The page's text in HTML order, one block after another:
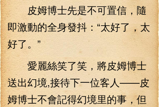
皮姆博士先是不可置信，隨
即激動的全身發抖：“太好了，太
好了。”
愛麗絲笑了笑，將皮姆博士
送出幻境,接待下一位客人——皮
姆博士不會記得幻境里的事，但